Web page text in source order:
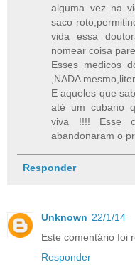
alguma vez na
saco
vida essa
nomear coisa
Esses medicos
,NADA
E aqueles que
até um cubano
viva !!!! Esse
abandonaram o
Responder
Unknown 22/1/14
Este comentário foi
Responder